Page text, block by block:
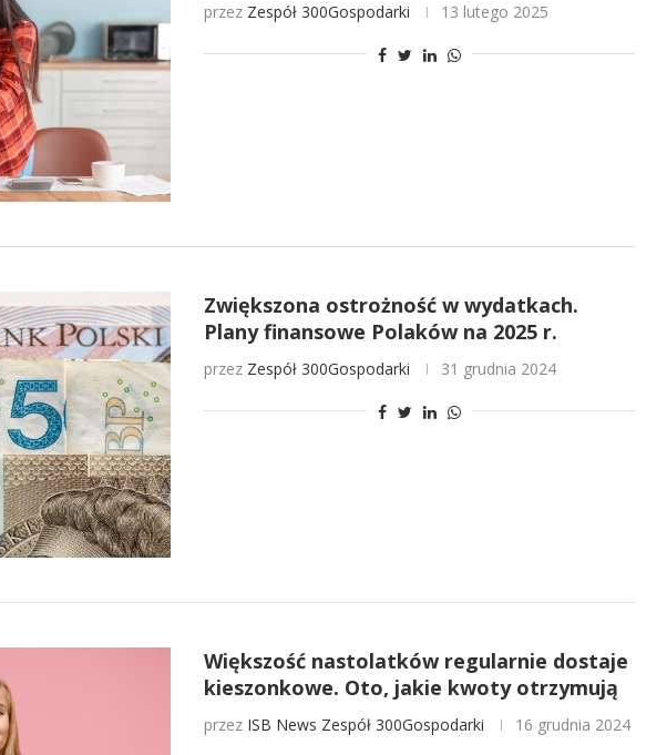
przez Zespół 300Gospodarki 13 lutego 2025
Zwiększona ostrożność w wydatkach.
Plany finansowe Polaków na 2025 r.
przez Zespół 300Gospodarki 31 grudnia 2024
Większość nastolatków regularnie dostaje
kieszonkowe. Oto, jakie kwoty otrzymują
przez ISB News Zespół 300Gospodarki 16 grudnia 2024